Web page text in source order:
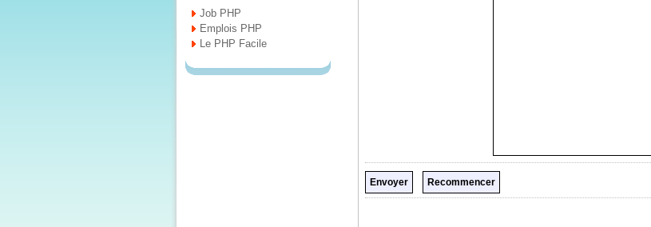
Job PHP
Emplois PHP
Le PHP Facile